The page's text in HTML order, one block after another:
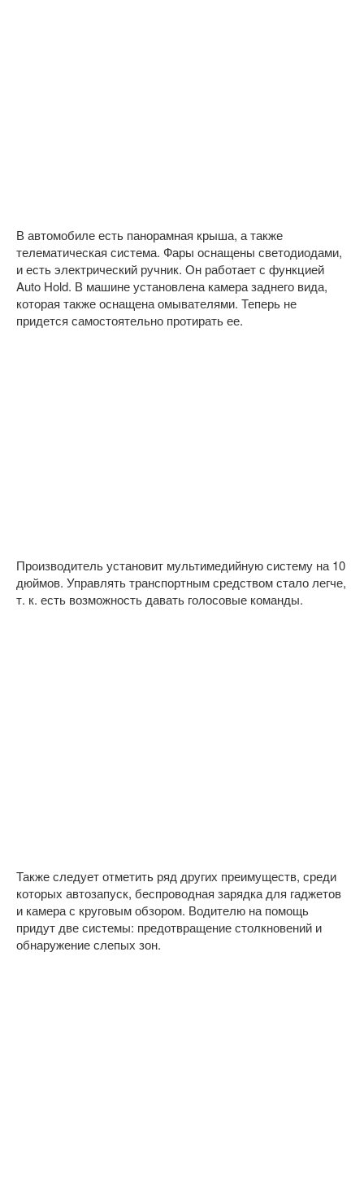
В автомобиле есть панорамная крыша, а также
телематическая система. Фары оснащены светодиодами,
и есть электрический ручник. Он работает с функцией
Auto Hold. В машине установлена камера заднего вида,
которая также оснащена омывателями. Теперь не
придется самостоятельно протирать ее.
Производитель установит мультимедийную систему на 10
дюймов. Управлять транспортным средством стало легче,
т. к. есть возможность давать голосовые команды.
Также следует отметить ряд других преимуществ, среди
которых автозапуск, беспроводная зарядка для гаджетов
и камера с круговым обзором. Водителю на помощь
придут две системы: предотвращение столкновений и
обнаружение слепых зон.